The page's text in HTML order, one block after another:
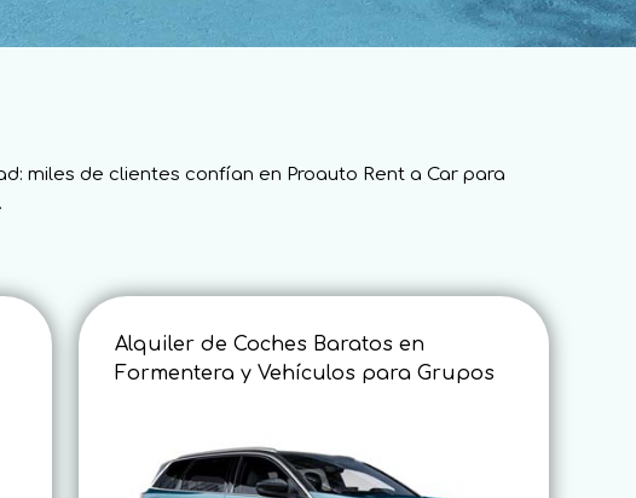
miles de clientes confían en Proauto Rent a Car para
Alquiler de Coches Baratos en
Formentera y Vehículos para Grupos